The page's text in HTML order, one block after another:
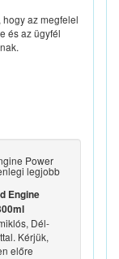
az megfelel
és az ügyfél
Power
legjobb
Engine
Dél-
Kérjük,
előre